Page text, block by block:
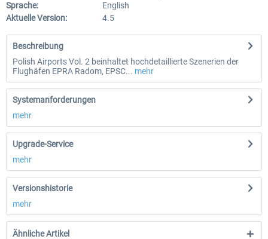
Sprache:
English
Aktuelle Version:
4.5
Beschreibung
Polish Airports Vol. 2 beinhaltet hochdetaillierte Szenerien der
Flughäfen EPRA Radom, EPSC... mehr
Systemanforderungen
mehr
Upgrade-Service
mehr
Versionshistorie
mehr
Ähnliche Artikel